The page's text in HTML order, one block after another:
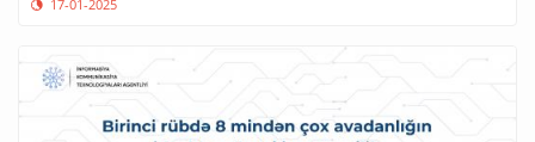
17-01-2025